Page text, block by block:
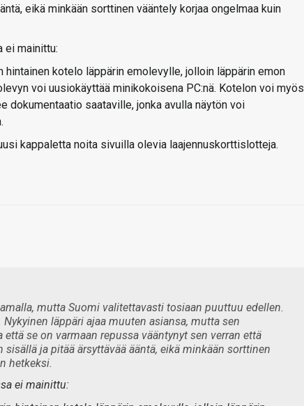
eikä minkään sorttinen vääntely korjaa ongelmaa kuin
ei mainittu:
kotelo läppärin emolevylle, jolloin läppärin emon
voi uusiokäyttää minikokoisena PC:nä. Kotelon voi myös
saataville, jonka avulla näytön voi
kappaletta noita sivuilla olevia laajennuskorttislotteja.
mutta Suomi valitettavasti tosiaan puuttuu edellen.
läppäri ajaa muuten asiansa, mutta sen
se on varmaan repussa vääntynyt sen verran että
ja pitää ärsyttävää ääntä, eikä minkään sorttinen
hetkeksi.
ei mainittu: